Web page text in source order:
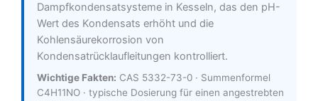
Dampfkondensatsysteme in Kesseln, das den pH-
Wert des Kondensats erhöht und die
Kohlensäurekorrosion von
Kondensatrücklaufleitungen kontrolliert.
Wichtige Fakten: CAS 5332-73-0 · Summenformel
C4H11NO · typische Dosierung für einen angestrebten